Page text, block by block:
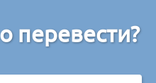
перевести?